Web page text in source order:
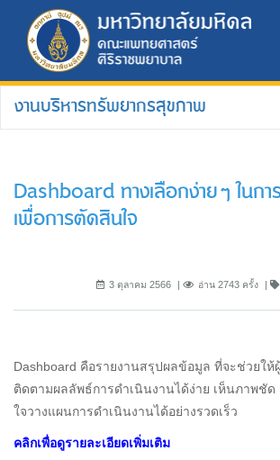
งานบริหารทรัพยากรสุขภาพ
Dashboard ทางเลือกง่ายๆ ในก
เพื่อการตัดสินใจ
3 ตุลาคม 2566 อ่าน 2743 ครั้ง
Dashboard คือรายงานสรุปผลข้อมูล ที่จะช่วยให้
ติดตามผลลัพธ์การดำเนินงานได้ง่าย เห็นภาพชั
ใจวางแผนการดำเนินงานได้อย่างรวดเร็ว
คลิกเพื่อดูรายละเอียดเพิ่มเติม